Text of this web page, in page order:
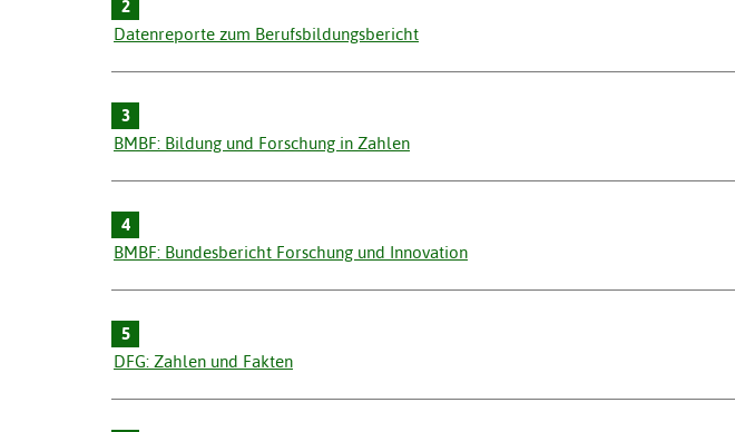
2
Datenreporte zum Berufsbildungsbericht
3
BMBF: Bildung und Forschung in Zahlen
4
BMBF: Bundesbericht Forschung und Innovation
5
DFG: Zahlen und Fakten